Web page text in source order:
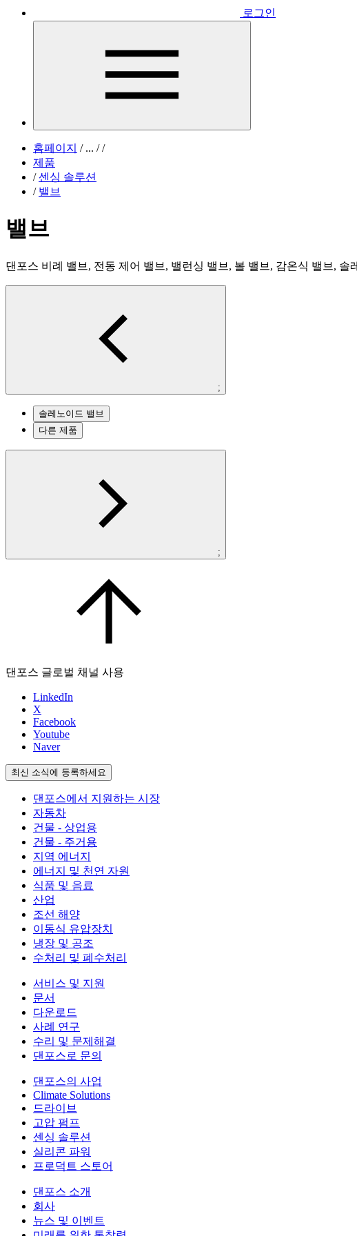
로그인
홈페이지 /... / /
제품
/ 센싱 솔루션
/ 밸브
밸브
댄포스 비례 밸브, 전동 제어 밸브, 밸런싱 밸브, 볼 밸브, 감온식 밸브,
;
솔레노이드 밸브
다른 제품
;
댄포스 글로벌 채널 사용
LinkedIn
X
Facebook
Youtube
Naver
최신 소식에 등록하세요
댄포스에서 지원하는 시장
자동차
건물 - 상업용
건물 - 주거용
지역 에너지
에너지 및 천연 자원
식품 및 음료
산업
조선 해양
이동식 유압장치
냉장 및 공조
수처리 및 폐수처리
서비스 및 지원
문서
다운로드
사례 연구
수리 및 문제해결
댄포스로 문의
댄포스의 사업
Climate Solutions
드라이브
고압 펌프
센싱 솔루션
실리콘 파워
프로덕트 스토어
댄포스 소개
회사
뉴스 및 이벤트